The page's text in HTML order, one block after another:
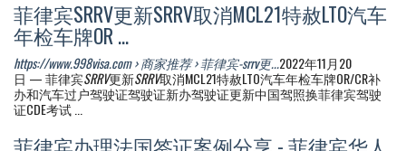
菲律宾SRRV更新SRRV取消MCL21特赦LTO汽车
年检车牌OR ...
https://www.998visa.com › 商家推荐 › 菲律宾-srrv更...2022年11月20
日 — 菲律宾SRRV更新SRRV取消MCL21特赦LTO汽车年检车牌OR/CR补
办和汽车过户驾驶证驾驶证新办驾驶证更新中国驾照换菲律宾驾驶
证CDE考试 ...